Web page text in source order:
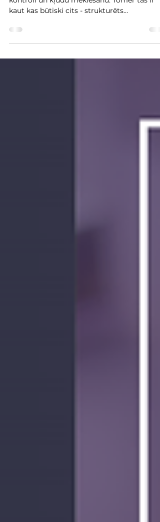
uzņēmumā
Organizācijas vidē audits nereti asociējas ar
kaut kas būtiski cits - strukturēts
instruments, kas sniedz objektīvu, faktos